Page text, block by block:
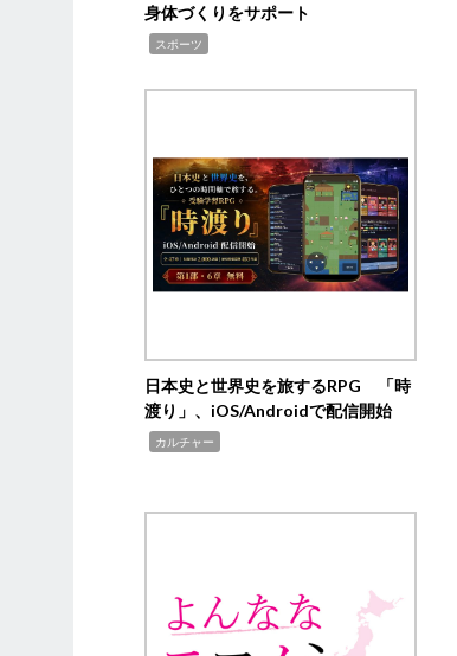
身体づくりをサポート
スポーツ
日本史と世界史を旅するRPG 「時
渡り」、iOS/Androidで配信開始
カルチャー